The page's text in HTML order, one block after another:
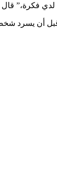
لدي فكرة،”
أن يسرد